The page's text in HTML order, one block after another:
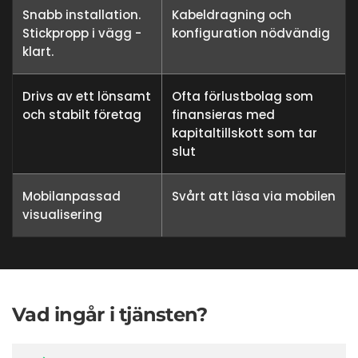
Snabb installation.
Stickpropp i vägg -
klart.
Kabeldragning och
konfiguration nödvändig
Drivs av ett lönsamt
och stabilt företag
Ofta förlustbolag som
finansieras med
kapitaltillskott som tar
slut
Mobilanpassad
visualisering
Svårt att läsa via mobilen
Vad ingår i tjänsten?